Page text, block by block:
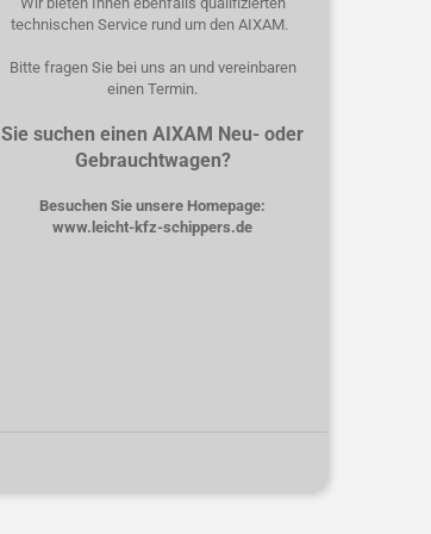
technischen Service rund um den AIXAM.
Bitte fragen Sie bei uns an und vereinbaren
einen Termin.
Sie suchen einen AIXAM Neu- oder
Gebrauchtwagen?
Besuchen Sie unsere Homepage:
www.leicht-kfz-schippers.de